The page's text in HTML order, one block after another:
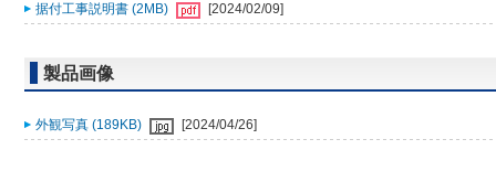
据付工事説明書 (2MB) [2024/02/09]
製品画像
外観写真 (189KB) [2024/04/26]